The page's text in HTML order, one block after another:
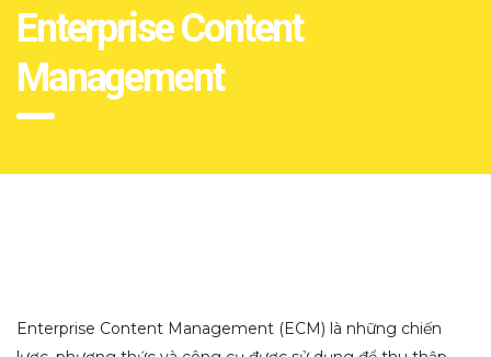
Enterprise Content
Management
Enterprise Content Management (ECM) là những chiến